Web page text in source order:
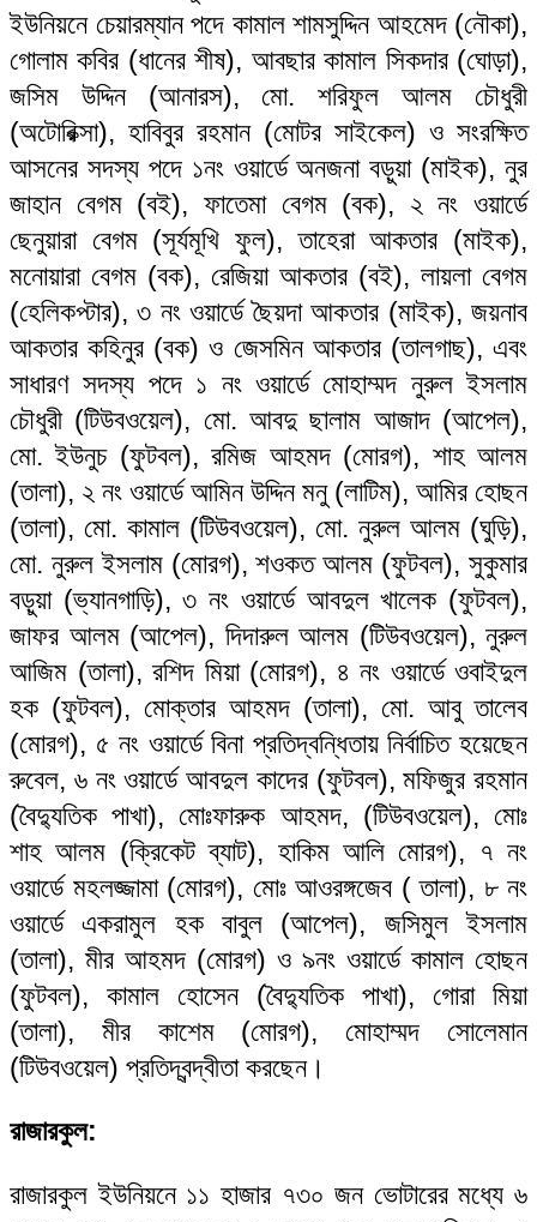
ইউনিয়নে চেয়ারম্যান পদে কামাল শামসুদ্দিন আহমেদ (নৌকা),
গোলাম কবির (ধানের শীষ), আবছার কামাল সিকদার (ঘোড়া),
জসিম উদ্দিন (আনারস), মো. শরিফুল আলম চৌধুরী
(অটোরিক্সা), হাবিবুর রহমান (মোটর সাইকেল) ও সংরক্ষিত
আসনের সদস্য পদে ১নং ওয়ার্ডে অনজনা বড়ুয়া (মাইক), নুর
জাহান বেগম (বই), ফাতেমা বেগম (বক), ২ নং ওয়ার্ডে
ছেনুয়ারা বেগম (সূর্যমূখি ফুল), তাহেরা আকতার (মাইক),
মনোয়ারা বেগম (বক), রেজিয়া আকতার (বই), লায়লা বেগম
(হেলিকপ্টার), ৩ নং ওয়ার্ডে ছৈয়দা আকতার (মাইক), জয়নাব
আকতার কহিনুর (বক) ও জেসমিন আকতার (তালগাছ), এবং
সাধারণ সদস্য পদে ১ নং ওয়ার্ডে মোহাম্মদ নুরুল ইসলাম
চৌধুরী (টিউবওয়েল), মো. আবদু ছালাম আজাদ (আপেল),
মো. ইউনুচ (ফুটবল), রমিজ আহমদ (মোরগ), শাহ আলম
(তালা), ২ নং ওয়ার্ডে আমিন উদ্দিন মনু (লাটিম), আমির হোছন
(তালা), মো. কামাল (টিউবওয়েল), মো. নুরুল আলম (ঘুড়ি),
মো. নুরুল ইসলাম (মোরগ), শওকত আলম (ফুটবল), সুকুমার
বড়ুয়া (ভ্যানগাড়ি), ৩ নং ওয়ার্ডে আবদুল খালেক (ফুটবল),
জাফর আলম (আপেল), দিদারুল আলম (টিউবওয়েল), নুরুল
আজিম (তালা), রশিদ মিয়া (মোরগ), ৪ নং ওয়ার্ডে ওবাইদুল
হক (ফুটবল), মোক্তার আহমদ (তালা), মো. আবু তালেব
(মোরগ), ৫ নং ওয়ার্ডে বিনা প্রতিদ্বন্ধিতায় নির্বাচিত হয়েছেন
রুবেল, ৬ নং ওয়ার্ডে আবদুল কাদের (ফুটবল), মফিজুর রহমান
(বৈদ্যুতিক পাখা), মোঃফারুক আহমদ, (টিউবওয়েল), মোঃ
শাহ আলম (ক্রিকেট ব্যাট), হাকিম আলি মোরগ), ৭ নং
ওয়ার্ডে মহলজ্জামা (মোরগ), মোঃ আওরঙ্গজেব ( তালা), ৮ নং
ওয়ার্ডে একরামুল হক বাবুল (আপেল), জসিমুল ইসলাম
(তালা), মীর আহমদ (মোরগ) ও ৯নং ওয়ার্ডে কামাল হোছন
(ফুটবল), কামাল হোসেন (বৈদ্যুতিক পাখা), গোরা মিয়া
(তালা), মীর কাশেম (মোরগ), মোহাম্মদ সোলেমান
(টিউবওয়েল) প্রতিদ্বন্দ্বীতা করছেন।
রাজারকুল:
রাজারকুল ইউনিয়নে ১১ হাজার ৭৩০ জন ভোটারের মধ্যে ৬